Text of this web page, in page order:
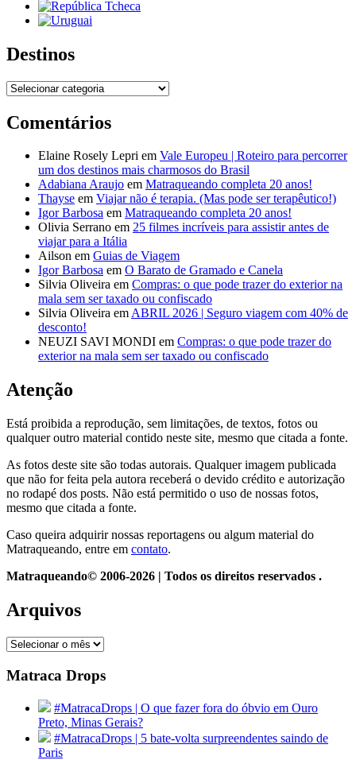
Destinos
Destinos
Comentários
Elaine Rosely Lepri em Vale Europeu | Roteiro para percorrer
um dos destinos mais charmosos do Brasil
Adabiana Araujo em Matraqueando completa 20 anos!
Thayse em Viajar não é terapia. (Mas pode ser terapêutico!)
Igor Barbosa em Matraqueando completa 20 anos!
Olivia Serrano em 25 filmes incríveis para assistir antes de
viajar para a Itália
Ailson em Guias de Viagem
Igor Barbosa em O Barato de Gramado e Canela
Silvia Oliveira em Compras: o que pode trazer do exterior na
mala sem ser taxado ou confiscado
Silvia Oliveira emABRIL 2026 | Seguro viagem com 40% de
desconto!
NEUZI SAVI MONDI em Compras: o que pode trazer do
exterior na mala sem ser taxado ou confiscado
Atenção
Está proibida a reprodução, sem limitações, de textos, fotos ou
qualquer outro material contido neste site, mesmo que citada a fonte.
As fotos deste site são todas autorais. Qualquer imagem publicada
que não for feita pela autora receberá o devido crédito e autorização
no rodapé dos posts. Não está permitido o uso de nossas fotos,
mesmo que citada a fonte.
Caso queira adquirir nossas reportagens ou algum material do
Matraqueando, entre em contato.
Matraqueando© 2006-2026 | Todos os direitos reservados .
Arquivos
Arquivos
Matraca Drops
#MatracaDrops | O que fazer fora do óbvio em Ouro
Preto, Minas Gerais?
#MatracaDrops | 5 bate-volta surpreendentes saindo de
Paris